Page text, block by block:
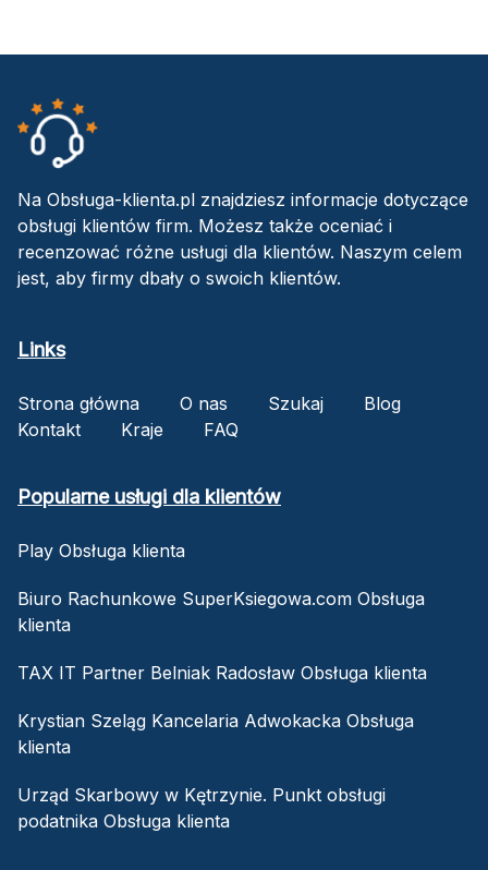
Na Obsługa-klienta.pl znajdziesz informacje dotyczące
obsługi klientów firm. Możesz także oceniać i
recenzować różne usługi dla klientów. Naszym celem
jest, aby firmy dbały o swoich klientów.
Links
Strona główna O nas Szukaj
Blog
Kontakt
Kraje FAQ
Popularne usługi dla klientów
Play Obsługa klienta
Biuro Rachunkowe SuperKsiegowa.com Obsługa
klienta
TAX IT Partner Belniak Radosław Obsługa klienta
Krystian Szeląg Kancelaria Adwokacka Obsługa
klienta
Urząd Skarbowy w Kętrzynie. Punkt obsługi
podatnika Obsługa klienta